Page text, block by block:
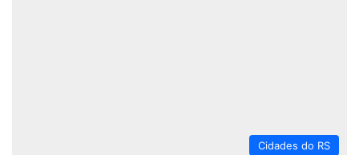
Cidades do RS